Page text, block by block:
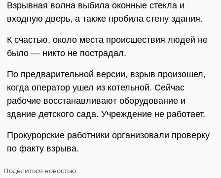
Взрывная волна выбила оконные стекла и
входную дверь, а также пробила стену здания.
К счастью, около места происшествия людей не
было — никто не пострадал.
По предварительной версии, взрыв произошел,
когда оператор ушел из котельной. Сейчас
рабочие восстанавливают оборудование и
здание детского сада. Учреждение не работает.
Прокурорские работники организовали проверку
по факту взрыва.
Поделиться новостью: